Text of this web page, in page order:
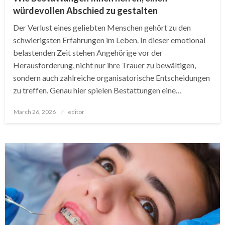
würdevollen Abschied zu gestalten
Der Verlust eines geliebten Menschen gehört zu den
schwierigsten Erfahrungen im Leben. In dieser emotional
belastenden Zeit stehen Angehörige vor der
Herausforderung, nicht nur ihre Trauer zu bewältigen,
sondern auch zahlreiche organisatorische Entscheidungen
zu treffen. Genau hier spielen Bestattungen eine…
Posted
March 26, 2026 editor